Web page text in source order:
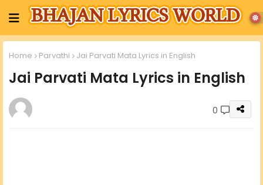
Home Parvathi Jai Parvati Mata Lyrics in English
Jai Parvati Mata Lyrics in English
0